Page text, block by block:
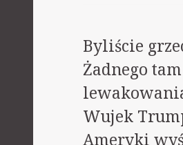
Byliście
Żadnego tam
Wujek
Ameryki